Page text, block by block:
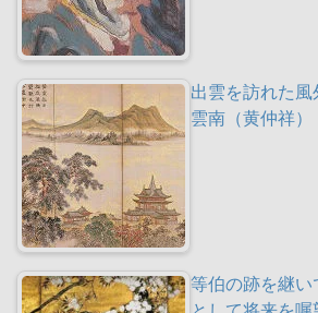
出雲を訪れた
雲南（黄仲祥）
等伯の跡を継